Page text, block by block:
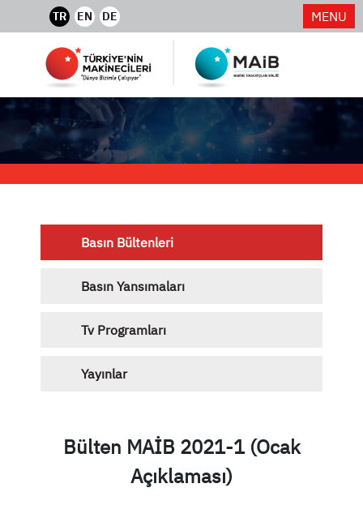
TR EN DE MENU
Basın Bültenleri
Basın Yansımaları
Tv Programları
Yayınlar
Bülten MAİB 2021-1 (Ocak
Açıklaması)